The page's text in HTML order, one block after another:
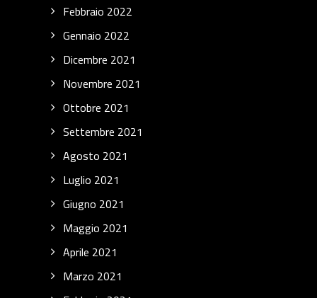
Febbraio 2022
Gennaio 2022
Dicembre 2021
Novembre 2021
Ottobre 2021
Settembre 2021
Agosto 2021
Luglio 2021
Giugno 2021
Maggio 2021
Aprile 2021
Marzo 2021